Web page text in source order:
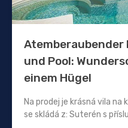
Atemberaubender
und Pool:
einem Hügel
Na prodej je krásná vila na
se skládá z: Suterén s